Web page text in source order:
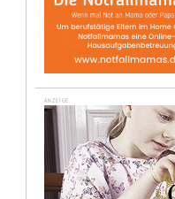
ANZEIGE